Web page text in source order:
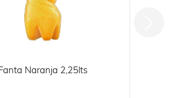
Naranja 2,25lts